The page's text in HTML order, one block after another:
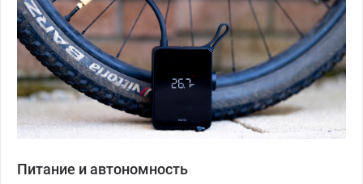
Питание и автономность